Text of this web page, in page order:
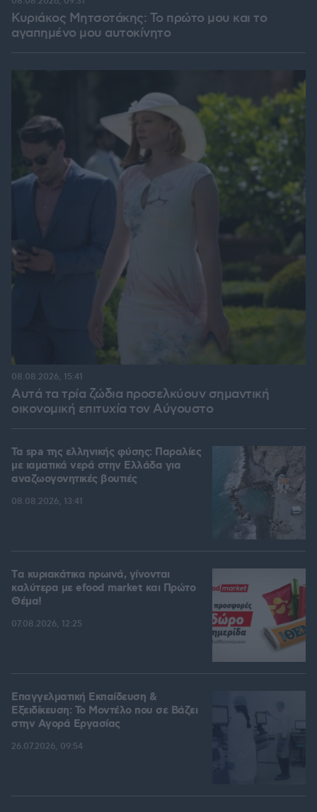
Κυριάκος Μητσοτάκης: Το πρώτο μου και το
αγαπημένο μου αυτοκίνητο
Αυτά τα τρία ζώδια προσελκύουν σημαντική
οικονομική επιτυχία τον Αύγουστο
08.08.2026, 15:41
Τα spa της ελληνικής φύσης: Παραλίες
με ιαματικά νερά στην Ελλάδα για
αναζωογονητικές βουτιές
08.08.2026, 13:41
Tα κυριακάτικα πρωινά, γίνονται
καλύτερα με efood market και Πρώτο
Θέμα!
07.08.2026, 12:25
Επαγγελματική Εκπαίδευση &
Εξειδίκευση: Το Mοντέλο που σε Bάζει
στην Aγορά Eργασίας
26.07.2026, 09:54